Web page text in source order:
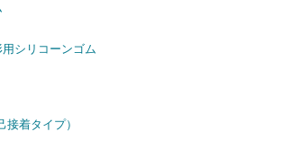
シリコーンゴム
着タイプ）